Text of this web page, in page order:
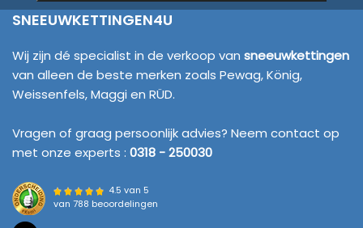
SNEEUWKETTINGEN4U
Wij zijn dé specialist in de verkoop van sneeuwkettingen
van alleen de beste merken zoals Pewag, König,
Weissenfels, Maggi en RÜD.
Vragen of graag persoonlijk advies? Neem contact op
met onze experts : 0318 - 250030
4.5 van 5
van 788 beoordelingen